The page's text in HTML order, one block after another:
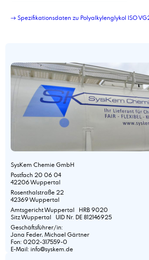
→ Spezifikationsdaten zu Polyalkylenglykol ISO
SysKem Chemie GmbH
Postfach 20 06 04
42206 Wuppertal
Rosenthalstraße 22
42369 Wuppertal
Amtsgericht Wuppertal HRB 9020
Sitz Wuppertal UID Nr. DE 812146925
Geschäftsführer/in:
Jana Feder, Michael Gärtner
Fon: 0202-317559-0
E-Mail: info@syskem.de